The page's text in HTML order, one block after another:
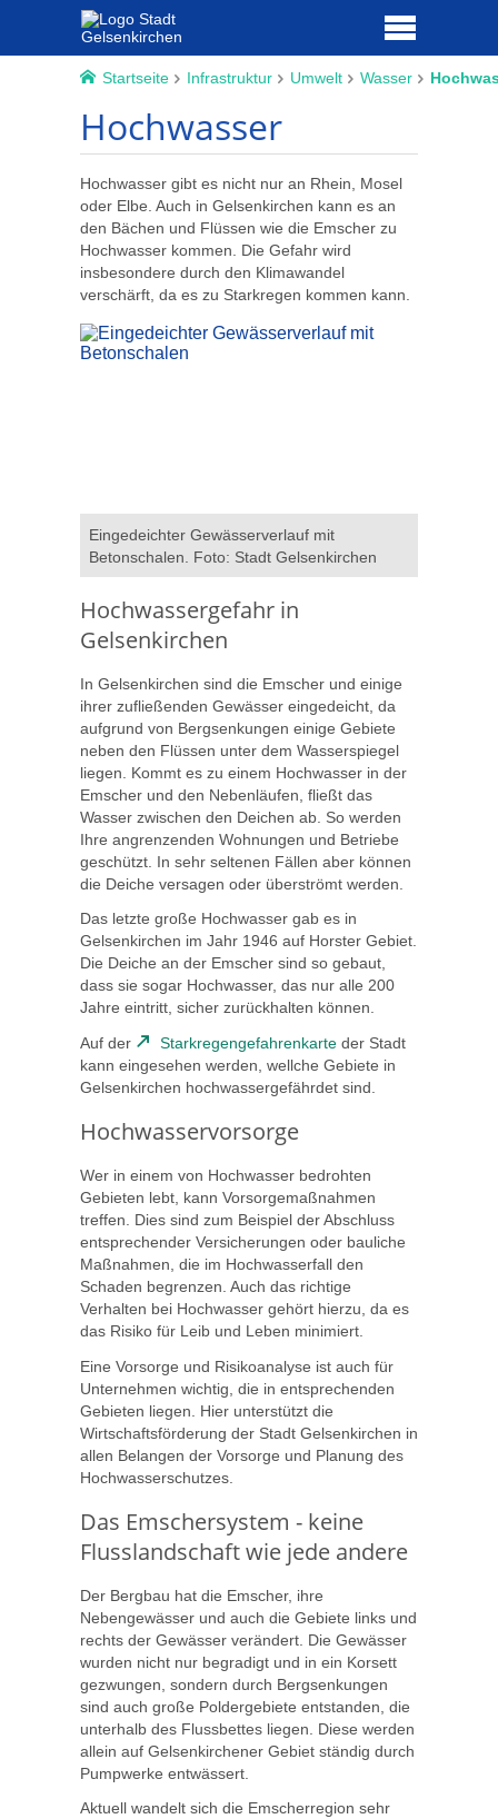
Startseite Infrastruktur Umwelt Wasser
Hochwasser
Hochwasser gibt es nicht nur an Rhein, Mosel
oder Elbe. Auch in Gelsenkirchen kann es an
den Bächen und Flüssen wie die Emscher zu
Hochwasser kommen. Die Gefahr wird
insbesondere durch den Klimawandel
verschärft, da es zu Starkregen kommen kann.
Eingedeichter Gewässerverlauf mit
Betonschalen. Foto: Stadt Gelsenkirchen
Hochwassergefahr in
Gelsenkirchen
In Gelsenkirchen sind die Emscher und einige
ihrer zufließenden Gewässer eingedeicht, da
aufgrund von Bergsenkungen einige Gebiete
neben den Flüssen unter dem Wasserspiegel
liegen. Kommt es zu einem Hochwasser in der
Emscher und den Nebenläufen, fließt das
Wasser zwischen den Deichen ab. So werden
Ihre angrenzenden Wohnungen und Betriebe
geschützt. In sehr seltenen Fällen aber können
die Deiche versagen oder überströmt werden.
Das letzte große Hochwasser gab es in
Gelsenkirchen im Jahr 1946 auf Horster Gebiet.
Die Deiche an der Emscher sind so gebaut,
dass sie sogar Hochwasser, das nur alle 200
Jahre eintritt, sicher zurückhalten können.
Auf der Starkregengefahrenkarte der Stadt
kann eingesehen werden, wellche Gebiete in
Gelsenkirchen hochwassergefährdet sind.
Hochwasservorsorge
Wer in einem von Hochwasser bedrohten
Gebieten lebt, kann Vorsorgemaßnahmen
treffen. Dies sind zum Beispiel der Abschluss
entsprechender Versicherungen oder bauliche
Maßnahmen, die im Hochwasserfall den
Schaden begrenzen. Auch das richtige
Verhalten bei Hochwasser gehört hierzu, da es
das Risiko für Leib und Leben minimiert.
Eine Vorsorge und Risikoanalyse ist auch für
Unternehmen wichtig, die in entsprechenden
Gebieten liegen. Hier unterstützt die
Wirtschaftsförderung der Stadt Gelsenkirchen in
allen Belangen der Vorsorge und Planung des
Hochwasserschutzes.
Das Emschersystem - keine
Flusslandschaft wie jede andere
Der Bergbau hat die Emscher, ihre
Nebengewässer und auch die Gebiete links und
rechts der Gewässer verändert. Die Gewässer
wurden nicht nur begradigt und in ein Korsett
gezwungen, sondern durch Bergsenkungen
sind auch große Poldergebiete entstanden, die
unterhalb des Flussbettes liegen. Diese werden
allein auf Gelsenkirchener Gebiet ständig durch
Pumpwerke entwässert.
Aktuell wandelt sich die Emscherregion sehr